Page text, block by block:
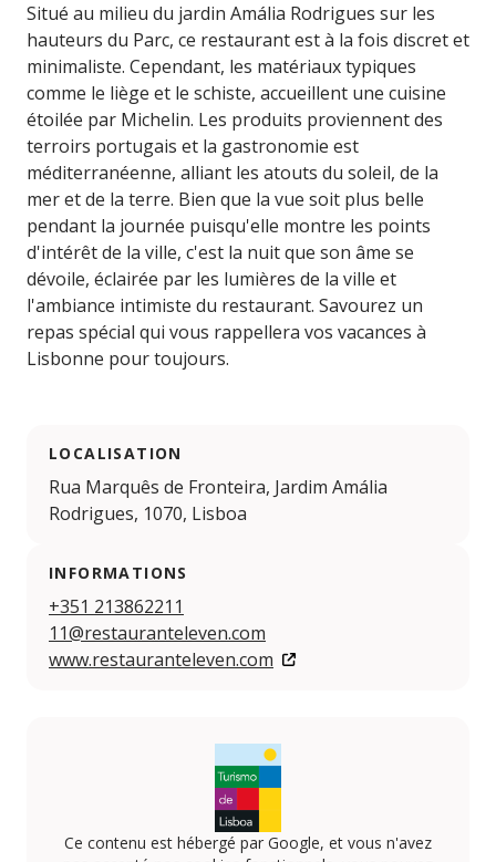
Situé au milieu du jardin Amália Rodrigues sur les
hauteurs du Parc, ce restaurant est à la fois discret et
minimaliste. Cependant, les matériaux typiques
comme le liège et le schiste, accueillent une cuisine
étoilée par Michelin. Les produits proviennent des
terroirs portugais et la gastronomie est
méditerranéenne, alliant les atouts du soleil, de la
mer et de la terre. Bien que la vue soit plus belle
pendant la journée puisqu'elle montre les points
d'intérêt de la ville, c'est la nuit que son âme se
dévoile, éclairée par les lumières de la ville et
l'ambiance intimiste du restaurant. Savourez un
repas spécial qui vous rappellera vos vacances à
Lisbonne pour toujours.
LOCALISATION
Rua Marquês de Fronteira, Jardim Amália
Rodrigues, 1070, Lisboa
INFORMATIONS
+351 213862211
11@restauranteleven.com
www.restauranteleven.com
Ce contenu est hébergé par Google, et vous n'avez